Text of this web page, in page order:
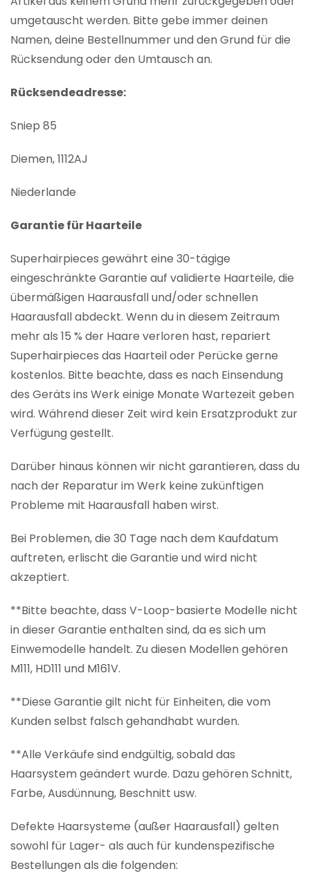
umgetauscht werden. Bitte gebe immer deinen
Namen, deine Bestellnummer und den Grund für die
Rücksendung oder den Umtausch an.
Rücksendeadresse:
Sniep 85
Diemen, 1112AJ
Niederlande
Garantie für Haarteile
Superhairpieces gewährt eine 30-tägige
eingeschränkte Garantie auf validierte Haarteile, die
übermäßigen Haarausfall und/oder schnellen
Haarausfall abdeckt. Wenn du in diesem Zeitraum
mehr als 15 % der Haare verloren hast, repariert
Superhairpieces das Haarteil oder Perücke gerne
kostenlos. Bitte beachte, dass es nach Einsendung
des Geräts ins Werk einige Monate Wartezeit geben
wird. Während dieser Zeit wird kein Ersatzprodukt zur
Verfügung gestellt.
Darüber hinaus können wir nicht garantieren, dass du
nach der Reparatur im Werk keine zukünftigen
Probleme mit Haarausfall haben wirst.
Bei Problemen, die 30 Tage nach dem Kaufdatum
auftreten, erlischt die Garantie und wird nicht
akzeptiert.
**Bitte beachte, dass V-Loop-basierte Modelle nicht
in dieser Garantie enthalten sind, da es sich um
Einwemodelle handelt. Zu diesen Modellen gehören
M111, HD111 und M161V.
**Diese Garantie gilt nicht für Einheiten, die vom
Kunden selbst falsch gehandhabt wurden.
**Alle Verkäufe sind endgültig, sobald das
Haarsystem geändert wurde. Dazu gehören Schnitt,
Farbe, Ausdünnung, Beschnitt usw.
Defekte Haarsysteme (außer Haarausfall) gelten
sowohl für Lager- als auch für kundenspezifische
Bestellungen als die folgenden: